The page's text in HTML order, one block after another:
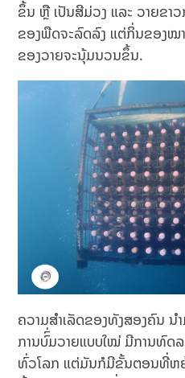
ຂຶ້ນ ຫຼື ເປັນສີມ່ວງ ແລະ ວາຍຂາ
ຂອງພືດຈະລົດລົງ ແຕ່ກິ່ນຂອງໝ
ຂອງວາຍຈະນຸ້ມນວນຂຶ້ນ.
ຄວາມສຳເລັດຂອງທັງສອງຄົນ ນ
ການບົົ່ມວາຍແບບໃໝ່ ມີການທົດລ
ທົ່ວໂລກ ແຕ່ມັນກໍມີຂັ້ນຕອນທີ່ຫຍຸ້